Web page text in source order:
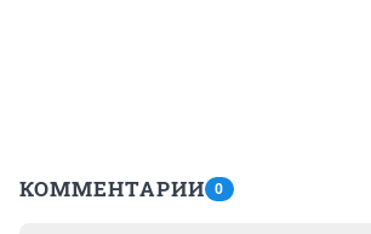
КОММЕНТАРИИ 0